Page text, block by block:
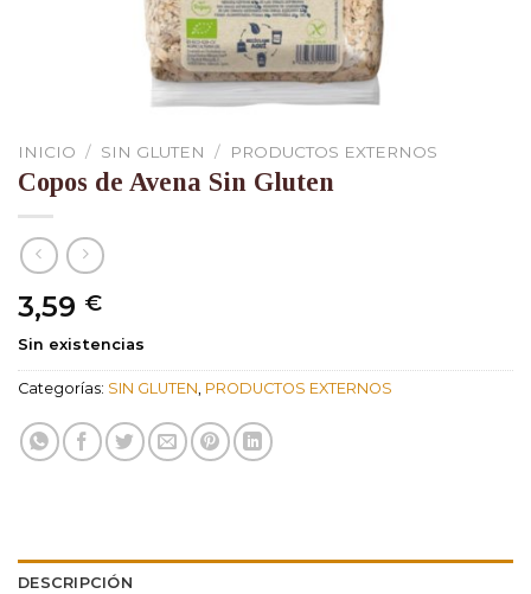
INICIO / SIN GLUTEN / PRODUCTOS EXTERNOS
Copos de Avena Sin Gluten
3,59 €
Sin existencias
Categorías: SIN GLUTEN, PRODUCTOS EXTERNOS
DESCRIPCIÓN